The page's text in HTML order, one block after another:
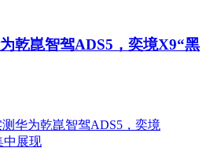
乾崑智驾ADS5，奕境X9“黑